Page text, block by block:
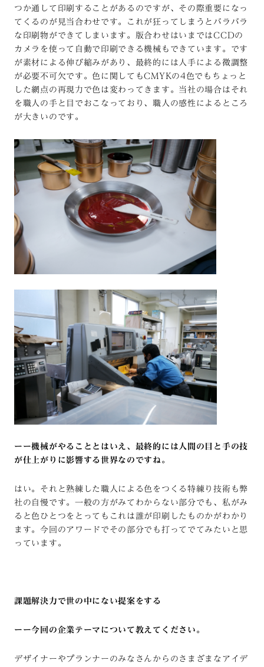
つか通して印刷することがあるのですが、その際重要になっ
てくるのが見当合わせです。これが狂ってしまうとバラバラ
な印刷物ができてしまいます。版合わせはいまではCCDの
カメラを使って自動で印刷できる機械もできています。です
が素材による伸び縮みがあり、最終的には人手による微調整
が必要不可欠です。色に関してもCMYKの4色でもちょっと
した網点の再現力で色は変わってきます。当社の場合はそれ
を職人の手と目でおこなっており、職人の感性によるところ
が大きいのです。
ーー機械がやることとはいえ、最終的には人間の目と手の技
が仕上がりに影響する世界なのですね。
はい。それと熟練した職人による色をつくる特練り技術も弊
社の自慢です。一般の方がみてわからない部分でも、私がみ
ると色ひとつをとってもこれは誰が印刷したものかがわかり
ます。今回のアワードでその部分でも打ってでてみたいと思
っています。
課題解決力で世の中にない提案をする
ーー今回の企業テーマについて教えてください。
デザイナーやプランナーのみなさんからのさまざまなアイデ